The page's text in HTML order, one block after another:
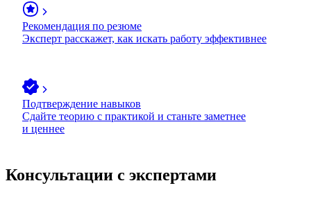
Рекомендация по резюме
Эксперт расскажет, как искать работу эффективнее
Подтверждение навыков
Сдайте теорию с практикой и станьте заметнее
и ценнее
Консультации с экспертами